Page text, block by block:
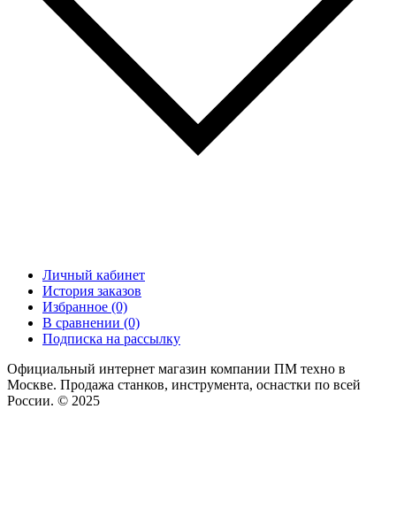
Личный кабинет
История заказов
Избранное (0)
В сравнении (0)
Подписка на рассылку
Официальный интернет магазин компании ПМ техно в
Москве. Продажа станков, инструмента, оснастки по всей
России. © 2025